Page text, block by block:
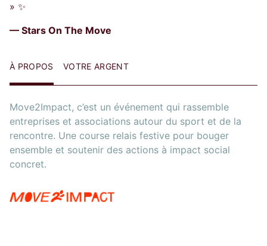
» ✨
— Stars On The Move
À PROPOS VOTRE ARGENT
Move2Impact, c’est un événement qui rassemble
entreprises et associations autour du sport et de la
rencontre. Une course relais festive pour bouger
ensemble et soutenir des actions à impact social
concret.